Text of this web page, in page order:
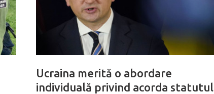
Ucraina merită o abordare
individuală privind acorda statutul